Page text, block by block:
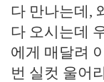
다 만나는데,
다 오시는데
에게 매달려
번 실컷 울어